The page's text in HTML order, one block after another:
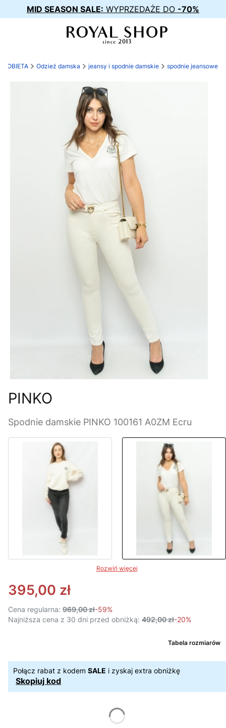
MID SEASON SALE: WYPRZEDAŻE DO -70%
KOBIETA Odzież damska jeansy i spodnie damskie spodnie jeansowe
PINKO
Spodnie damskie PINKO 100161 A0ZM Ecru
Rozwiń więcej
395,00 zł
Cena regularna: 969,00 zł-59%
Najniższa cena z 30 dni przed obniżką: 492,00 zł-20%
Tabela rozmiarów
Połącz rabat z kodem SALE i zyskaj extra obniżkę
Skopiuj kod